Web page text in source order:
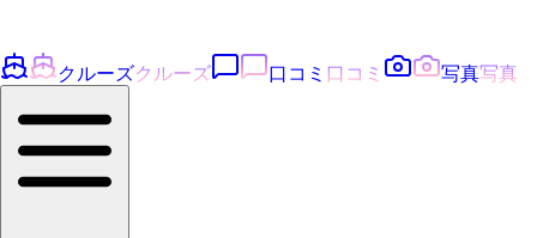
クルーズクルーズ 口コミ 口コミ 写真写真